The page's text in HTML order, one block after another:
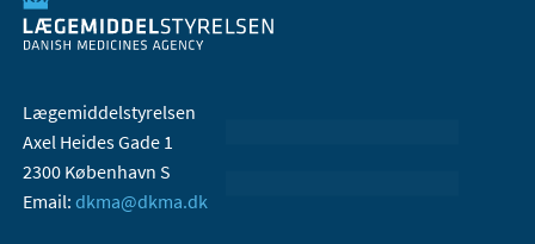
Lægemiddelstyrelsen
Axel Heides Gade 1
2300 København S
Email: dkma@dkma.dk